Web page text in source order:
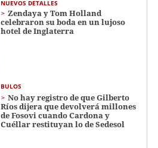
NUEVOS DETALLES
Zendaya y Tom Holland
celebraron su boda en un lujoso
hotel de Inglaterra
BULOS
No hay registro de que Gilberto
Ríos dijera que devolverá millones
de Fosovi cuando Cardona y
Cuéllar restituyan lo de Sedesol